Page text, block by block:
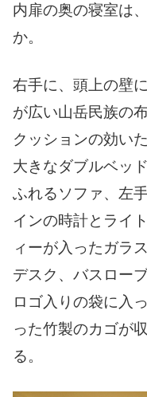
内扉の奥の寝室は
か。
右手に、頭上の壁
が広い山岳民族の
クッションの効い
大きなダブルベッ
ふれるソファ、左
インの時計とライ
ィーが入ったガラ
デスク、バスロー
ロゴ入りの袋に入
った竹製のカゴが
る。